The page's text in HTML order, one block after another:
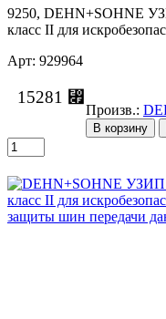
9250, DEHN+SOHNE
класс II для
Арт: 929964
15281 ⃏
Произв.:
В корзину